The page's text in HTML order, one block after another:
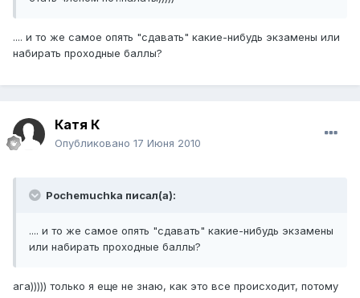
.... и то же самое опять "сдавать" какие-нибудь экзамены или
набирать проходные баллы?
Катя К
Опубликовано 17 Июня 2010
Pochemuchka писал(а):
.... и то же самое опять "сдавать" какие-нибудь экзамены
или набирать проходные баллы?
ага))))) только я еще не знаю, как это все происходит, потому